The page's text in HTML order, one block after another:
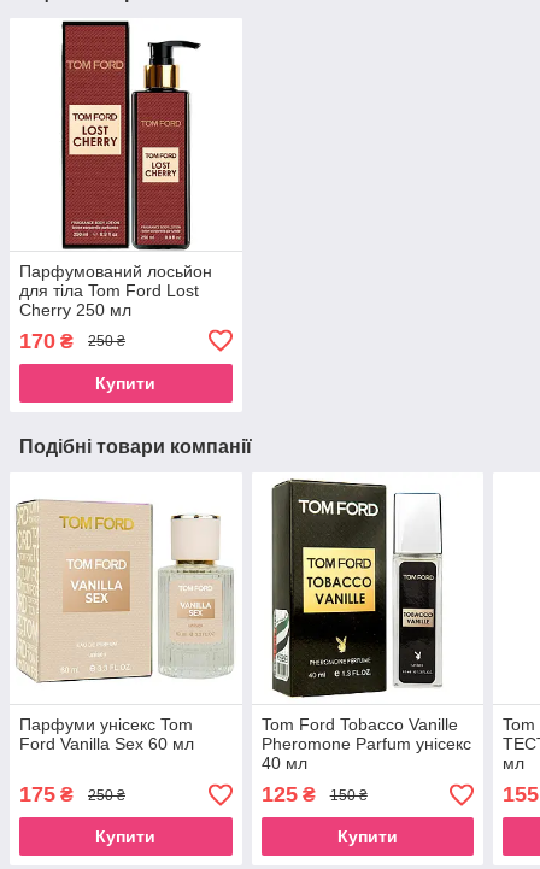
Парфумований лосьйон
для тіла Tom Ford Lost
Cherry 250 мл
170 ₴ 250 ₴
Купити
Подібні товари компанії
Парфуми унісекс Tom
Ford Vanilla Sex 60 мл
175 ₴ 250 ₴
Купити
Tom Ford Tobacco Vanille
Pheromone Parfum унісекс
40 мл
125₴ 150 ₴
Купити
мл
155